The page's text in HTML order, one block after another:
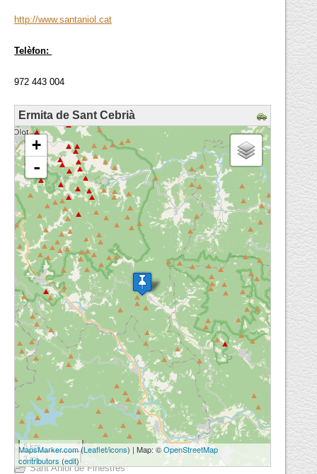
http://www.santaniol.cat
Telèfon:
972 443 004
Ermita de Sant Cebrià
loading map - please wait...
+
-
5 km
3 mi
MapsMarker.com(Leaflet/icons) | Map: ©OpenStreetMap
contributors (edit)
Sant Aniol de Finestres